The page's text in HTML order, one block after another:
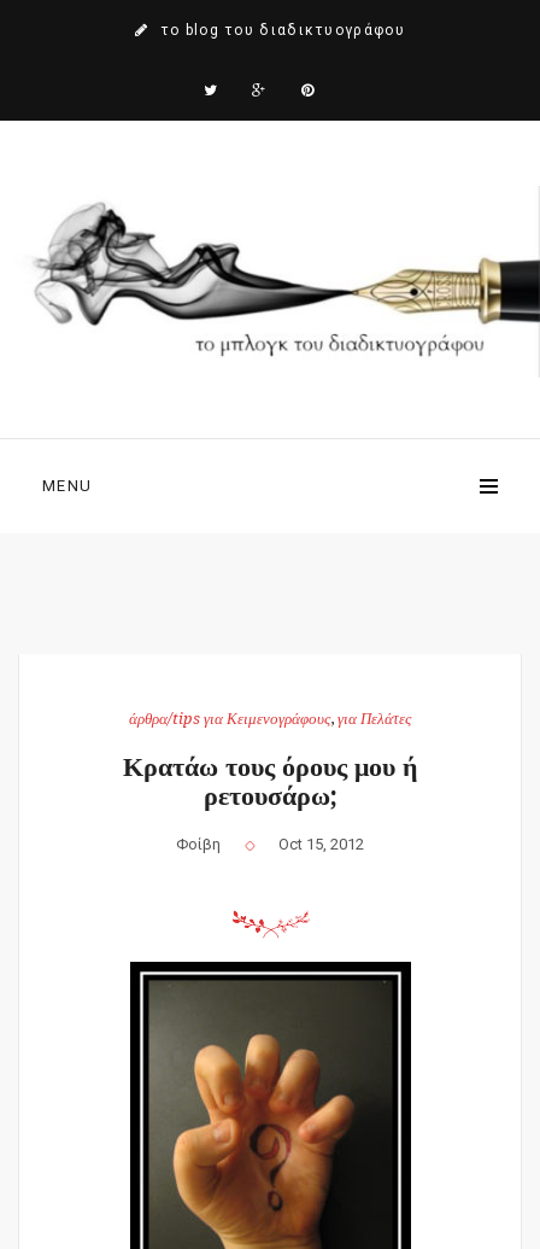
το blog του διαδικτυογράφου
MENU
άρθρα/tips για Κειμενογράφους, για Πελάτες
Κρατάω τους όρους μου ή
ρετουσάρω;
Φοίβη Oct 15, 2012